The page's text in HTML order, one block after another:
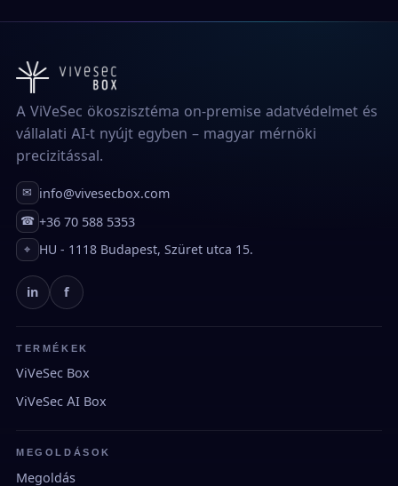
A ViVeSec ökoszisztéma on-premise adatvédelmet és
vállalati AI-t nyújt egyben – magyar mérnöki
precizitással.
✉ info@vivesecbox.com
☎ +36 70 588 5353
⌖ HU - 1118 Budapest, Szüret utca 15.
in f
TERMÉKEK
ViVeSec Box
ViVeSec AI Box
MEGOLDÁSOK
Megoldás